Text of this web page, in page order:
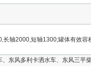
轴2000,短轴1300;罐体有效容
东风多利卡洒水车、东风三平